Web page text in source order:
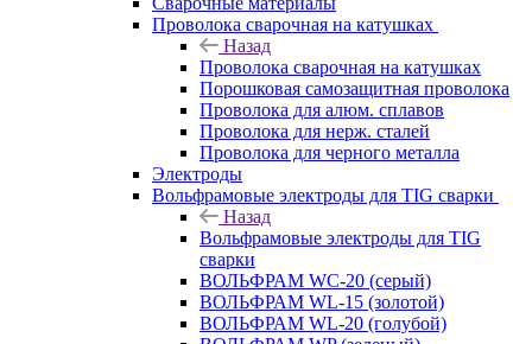
Проволока сварочная на катушках
Назад
Проволока сварочная на катушках
Порошковая самозащитная проволока
Проволока для алюм. сплавов
Проволока для нерж. сталей
Проволока для черного металла
Электроды
Вольфрамовые электроды для TIG сварки
Назад
Вольфрамовые электроды для TIG
сварки
ВОЛЬФРАМ WC-20 (серый)
ВОЛЬФРАМ WL-15 (золотой)
ВОЛЬФРАМ WL-20 (голубой)